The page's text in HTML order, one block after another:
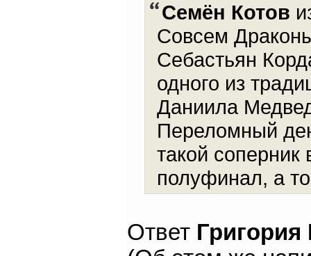
Семён Котов
Совсем
Себастьян
одного из
Даниила
Переломный
такой
полуфинал, а
Ответ